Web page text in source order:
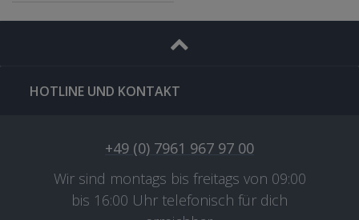
HOTLINE UND KONTAKT
+49 (0) 7961 967 97 00
Wir sind montags bis freitags von 09:00
bis 16:00 Uhr telefonisch für dich